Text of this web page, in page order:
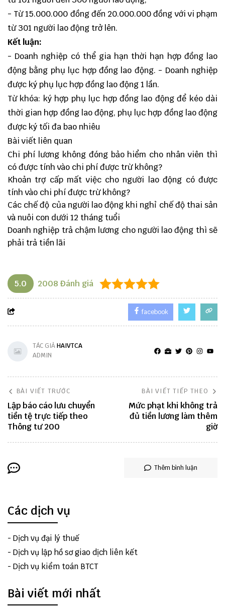
- Từ 15.000.000 đồng đến 20.000.000 đồng với vi phạm
từ 301 người lao động trở lên.
Kết luận:
- Doanh nghiệp có thể gia hạn thời hạn hợp đồng lao
động bằng phụ lục hợp đồng lao động. - Doanh nghiệp
được ký phụ lục hợp đồng lao động 1 lần.
Từ khóa: ký hợp phụ lục hợp đồng lao động để kéo dài
thời gian hợp đồng lao động, phụ lục hợp đồng lao động
được ký tối đa bao nhiêu
Bài viết liên quan
Chi phí lương không đóng bảo hiểm cho nhân viên thì
có được tính vào chi phí được trừ không?
Khoản trợ cấp mất việc cho người lao động có được
tính vào chi phí được trừ không?
Các chế độ của người lao động khi nghỉ chế độ thai sản
và nuôi con dưới 12 tháng tuổi
Doanh nghiệp trả chậm lương cho người lao động thì sẽ
phải trả tiền lãi
5.0 2008 Đánh giá
facebook
TÁC GIẢHAIVTCA
ADMIN
BÀI VIẾT TRƯỚC
Lập báo cáo lưu chuyển
tiền tệ trực tiếp theo
Thông tư 200
BÀI VIẾT TIẾP THEO
Mức phạt khi không trả
đủ tiền lương làm thêm
giờ
Thêm bình luận
Các dịch vụ
- Dịch vụ đại lý thuế
- Dịch vụ lập hồ sơ giao dịch liên kết
- Dịch vụ kiểm toán BTCT
Bài viết mới nhất